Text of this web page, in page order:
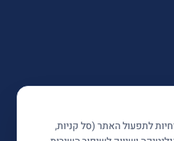
לתפעול האתר (סל קניות,